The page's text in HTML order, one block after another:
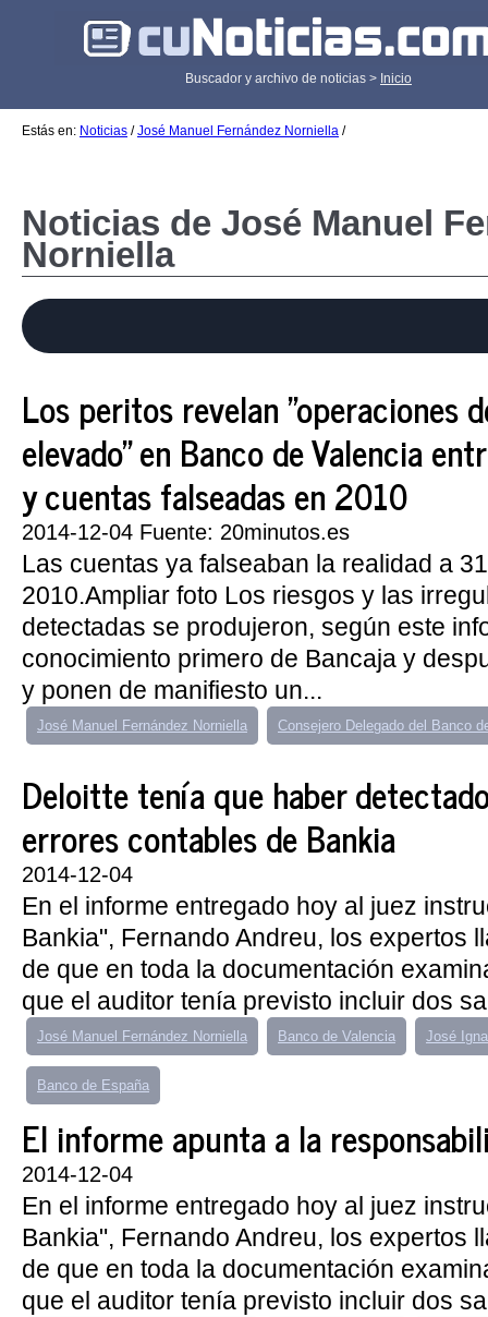
Buscador y archivo de noticias > Inicio
Estás en: Noticias /José Manuel Fernández Norniella /
Noticias de José Manuel
Norniella
Los peritos revelan "operaciones
elevado" en Banco de Valencia
y cuentas falseadas en 2010
2014-12-04 Fuente: 20minutos.es
Las cuentas ya falseaban la realidad a
2010.Ampliar foto Los riesgos y las
detectadas se produjeron, según este
conocimiento primero de Bancaja y
y ponen de manifiesto un...
José Manuel Fernández Norniella Consejero Delegado del Banco
Deloitte tenía que haber
errores contables de Bankia
2014-12-04
En el informe entregado hoy al juez
Bankia", Fernando Andreu, los expertos
de que en toda la documentación
que el auditor tenía previsto incluir dos
José Manuel Fernández Norniella Banco de Valencia José
Banco de España
El informe apunta a la
2014-12-04
En el informe entregado hoy al juez
Bankia", Fernando Andreu, los expertos
de que en toda la documentación
que el auditor tenía previsto incluir dos